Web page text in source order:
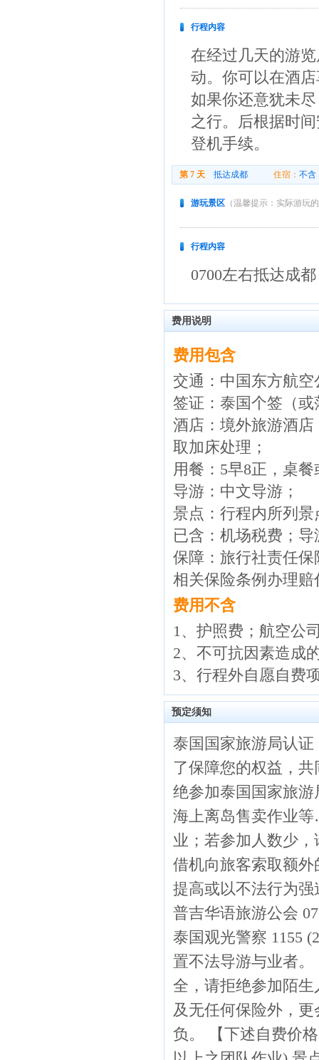
行程内容
在经过几天的游
动。你可以在酒
如果你还意犹未
之行。后根据时
登机手续。
第 7 天 抵达成都 住宿： 不含
游玩景区（温馨提示：实际游玩
行程内容
0700左右抵达成
费用说明
费用包含
交通：中国东方航
签证：泰国个签（
酒店：境外旅游酒
取加床处理；
用餐：5早8正，桌
导游：中文导游；
景点：行程内所列景
已含：机场税费；导
保障：旅行社责任
相关保险条例办理赔
费用不含
1、护照费；航空公
2、不可抗因素造成
3、行程外自愿自费
预定须知
泰国国家旅游局认
了保障您的权益，
绝参加泰国国家旅
海上离岛售卖作业
业；若参加人数少
借机向旅客索取额
提高或以不法行为
普吉华语旅游公会
泰国观光警察 1155
置不法导游与业者
全，请拒绝参加陌
及无任何保险外，
负。 【下述自费价